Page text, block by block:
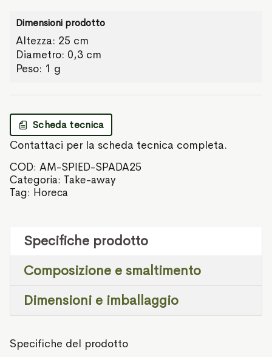
Dimensioni prodotto
Altezza: 25 cm
Diametro: 0,3 cm
Peso: 1 g
Scheda tecnica
Contattaci per la scheda tecnica completa.
COD: AM-SPIED-SPADA25
Categoria: Take-away
Tag: Horeca
Specifiche prodotto
Composizione e smaltimento
Dimensioni e imballaggio
Specifiche del prodotto